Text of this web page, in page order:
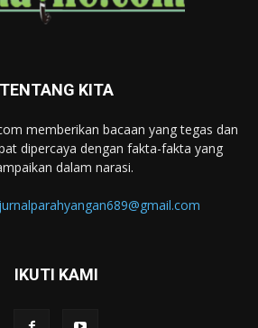
TENTANG KITA
memberikan bacaan yang tegas dan
dipercaya dengan fakta-fakta yang
dalam narasi.
jurnalparahyangan689@gmail.com
IKUTI KAMI